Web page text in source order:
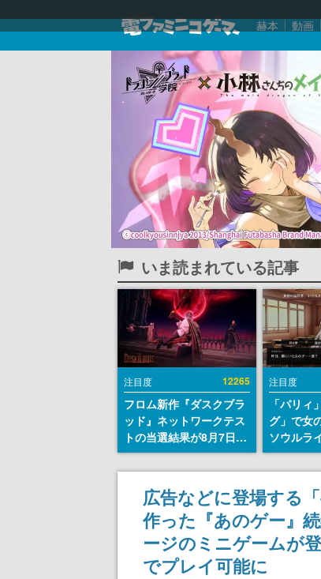
赫本 動画
いま読まれている記事
注目度 12265
フロム新作『ダスクブラ
ッド』ネットワークテス
トの当選結果が8月7日22
時に発表。応募サイトの
マイページから確認可
能、テスト実施は8月21
日～24日
注目度
「パリィ
グ」で女
ソウルラ
『小早川
イク』無
失敗する
DIED」
広告などに登場する
作った『あのゲー』
ージのミニゲームが
でプレイ可能に